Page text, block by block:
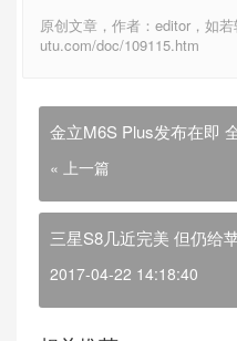
原创文章，作者：editor，如
utu.com/doc/109115.htm
金立M6S Plus发布在即
« 上一篇
三星S8几近完美 但仍给
2017-04-22 14:18:40